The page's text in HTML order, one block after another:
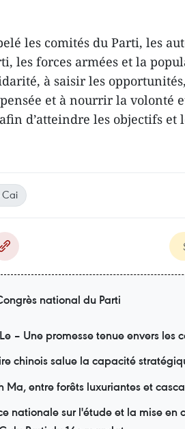
les comités du Parti, les
les forces armées et la
à saisir les
et à nourrir la volonté
d’atteindre les objectifs et
Cai
national du Parti
– Une promesse tenue envers
chinois salue la capacité
Ma, entre forêts luxuriantes et
nationale sur l'étude et la mise en